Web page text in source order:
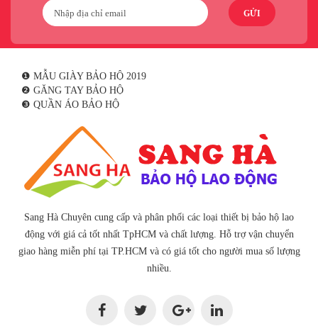
GỬI
❶ MẪU GIÀY BẢO HỘ 2019
❷ GĂNG TAY BẢO HỘ
❸ QUẦN ÁO BẢO HỘ
Sang Hà Chuyên cung cấp và phân phối các loại thiết bị bảo hộ lao
động với giá cả tốt nhất TpHCM và chất lượng. Hỗ trợ vận chuyển
giao hàng miễn phí tại TP.HCM và có giá tốt cho người mua số lượng
nhiều.